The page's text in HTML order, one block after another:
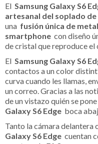
El Samsung Galaxy S6
artesanal del soplado
una fusión única de
smartphone con diseño
de cristal que reproduce el
El Samsung Galaxy S6
contactos a un color
curva cuando les llamas,
un correo. Gracias a las
de un vistazo quién se
Galaxy S6 Edge boca
Tanto la cámara delantera
Galaxy S6 Edge cuentan